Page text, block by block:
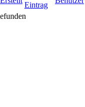
Eintrag